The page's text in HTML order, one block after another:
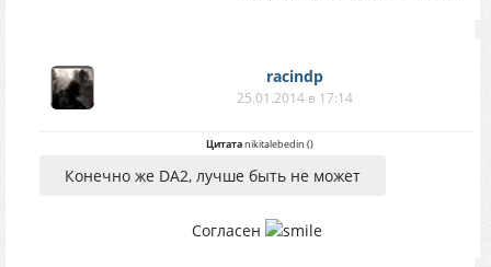
racindp
25.01.2014 в 17:14
Цитатаnikitalebedin ()
Конечно же DA2, лучше быть не может
Согласен